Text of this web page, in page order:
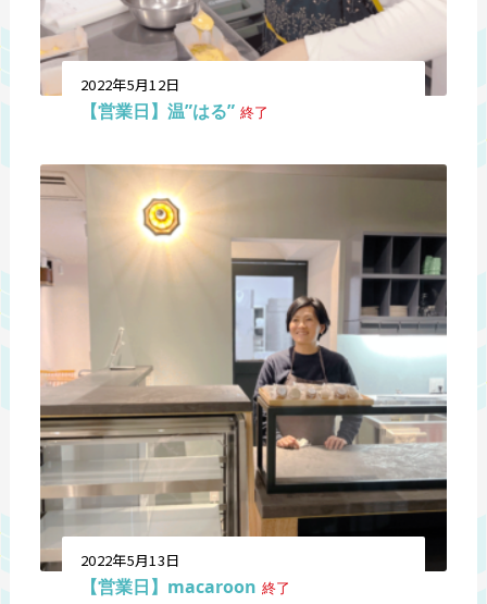
2022年5月12日
【営業日】温”はる” 終了
2022年5月13日
【営業日】macaroon 終了